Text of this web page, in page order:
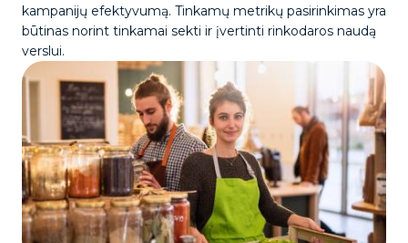
kampanijų efektyvumą. Tinkamų metrikų pasirinkimas yra
būtinas norint tinkamai sekti ir įvertinti rinkodaros naudą
verslui.